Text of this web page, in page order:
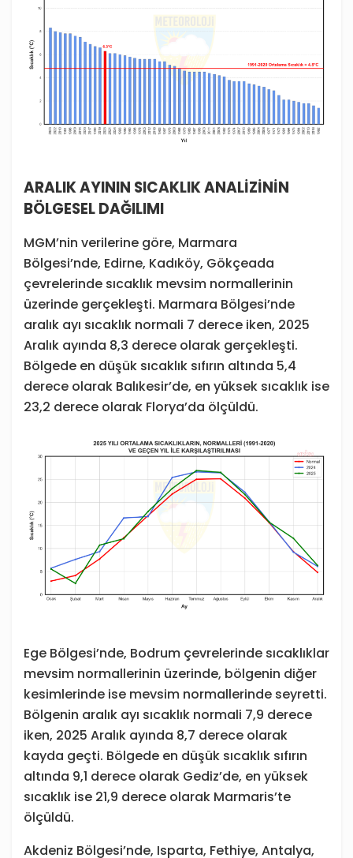
ARALIK AYININ SICAKLIK ANALİZİNİN
BÖLGESEL DAĞILIMI
MGM’nin verilerine göre, Marmara
Bölgesi’nde, Edirne, Kadıköy, Gökçeada
çevrelerinde sıcaklık mevsim normallerinin
üzerinde gerçekleşti. Marmara Bölgesi’nde
aralık ayı sıcaklık normali 7 derece iken, 2025
Aralık ayında 8,3 derece olarak gerçekleşti.
Bölgede en düşük sıcaklık sıfırın altında 5,4
derece olarak Balıkesir’de, en yüksek sıcaklık ise
23,2 derece olarak Florya’da ölçüldü.
Ege Bölgesi’nde, Bodrum çevrelerinde sıcaklıklar
mevsim normallerinin üzerinde, bölgenin diğer
kesimlerinde ise mevsim normallerinde seyretti.
Bölgenin aralık ayı sıcaklık normali 7,9 derece
iken, 2025 Aralık ayında 8,7 derece olarak
kayda geçti. Bölgede en düşük sıcaklık sıfırın
altında 9,1 derece olarak Gediz’de, en yüksek
sıcaklık ise 21,9 derece olarak Marmaris’te
ölçüldü.
Akdeniz Bölgesi’nde, Isparta, Fethiye, Antalya,